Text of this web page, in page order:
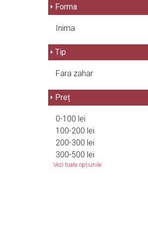
Forma
Inima
Tip
Fara zahar
Preț
0-100 lei
100-200 lei
200-300 lei
300-500 lei
Vezi toate opțiunile